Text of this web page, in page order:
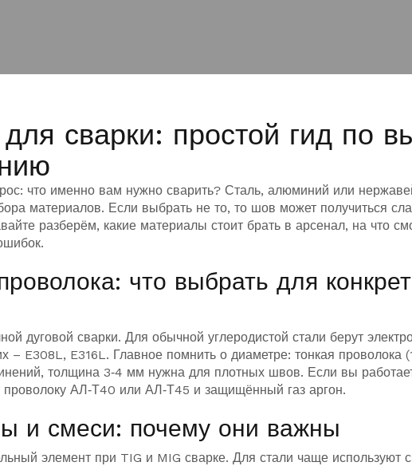
сварки: простой гид по
что именно вам нужно сварить? Сталь, алюминий или
материалов. Если выбрать не то, то шов может получиться
разберём, какие материалы стоит брать в арсенал, на что
что выбрать для
дуговой сварки. Для обычной углеродистой стали берут
E308L, E316L. Главное помнить о диаметре: тонкая проволока
толщина 3‑4 мм нужна для плотных швов. Если вы
проволоку АЛ‑Т40 или АЛ‑Т45 и защищённый газ аргон.
и смеси: почему они важны
элемент при TIG и MIG сварке. Для стали чаще используют